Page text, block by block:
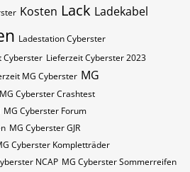
Kosten Lack Ladekabel
Ladestation Cyberster
Cyberster Lieferzeit Cyberster 2023
MG Cyberster MG
MG Cyberster Crashtest
MG Cyberster Forum
MG Cyberster GJR
Cyberster Kompletträder
NCAP MG Cyberster Sommerreifen